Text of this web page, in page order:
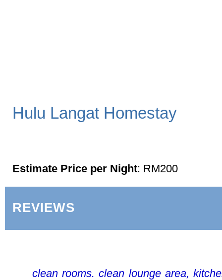
Hulu Langat Homestay
Estimate Price per Night: RM200
REVIEWS
clean rooms. clean lounge area,